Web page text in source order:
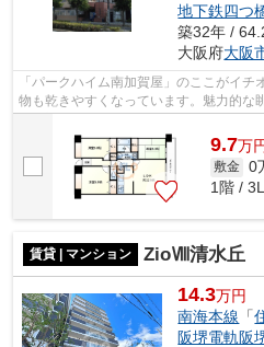
地下鉄四つ
築32年 /
大阪府大阪
「パークハイム南加賀屋」のここがイ
物も乾きやすくなっています。魅力的な
防犯対策もバッチリなマンションタイ...
9.7万
敷金 0
1階 /
賃貸 | マンション ZioⅧ清水丘
14.3万円
南海本線 「
阪堺電軌阪